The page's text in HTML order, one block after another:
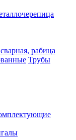
рабица
Трубы